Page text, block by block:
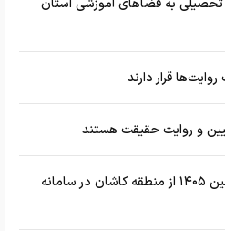
تحصیلی به فضاهای آموزشی استان
قرار دارند
و روایت حقیقت هستند
ثبت‌نام ۲۸ هزار و ۶۰۶ زائر اربعین ۱۴۰۵ از منطقه کاشان در سامانه